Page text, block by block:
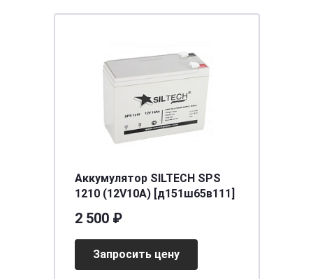
Аккумулятор SILTECH SPS
1210 (12V10A) [д151ш65в111]
2 500 ₽
Запросить цену